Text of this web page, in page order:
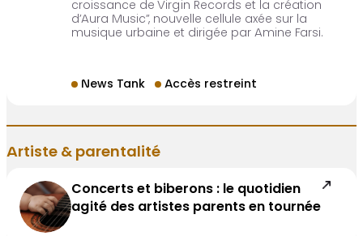
croissance de Virgin Records et la création
d’Aura Music”, nouvelle cellule axée sur la
musique urbaine et dirigée par Amine Farsi.
News Tank Accès restreint
Artiste & parentalité
Concerts et biberons : le quotidien
agité des artistes parents en tournée